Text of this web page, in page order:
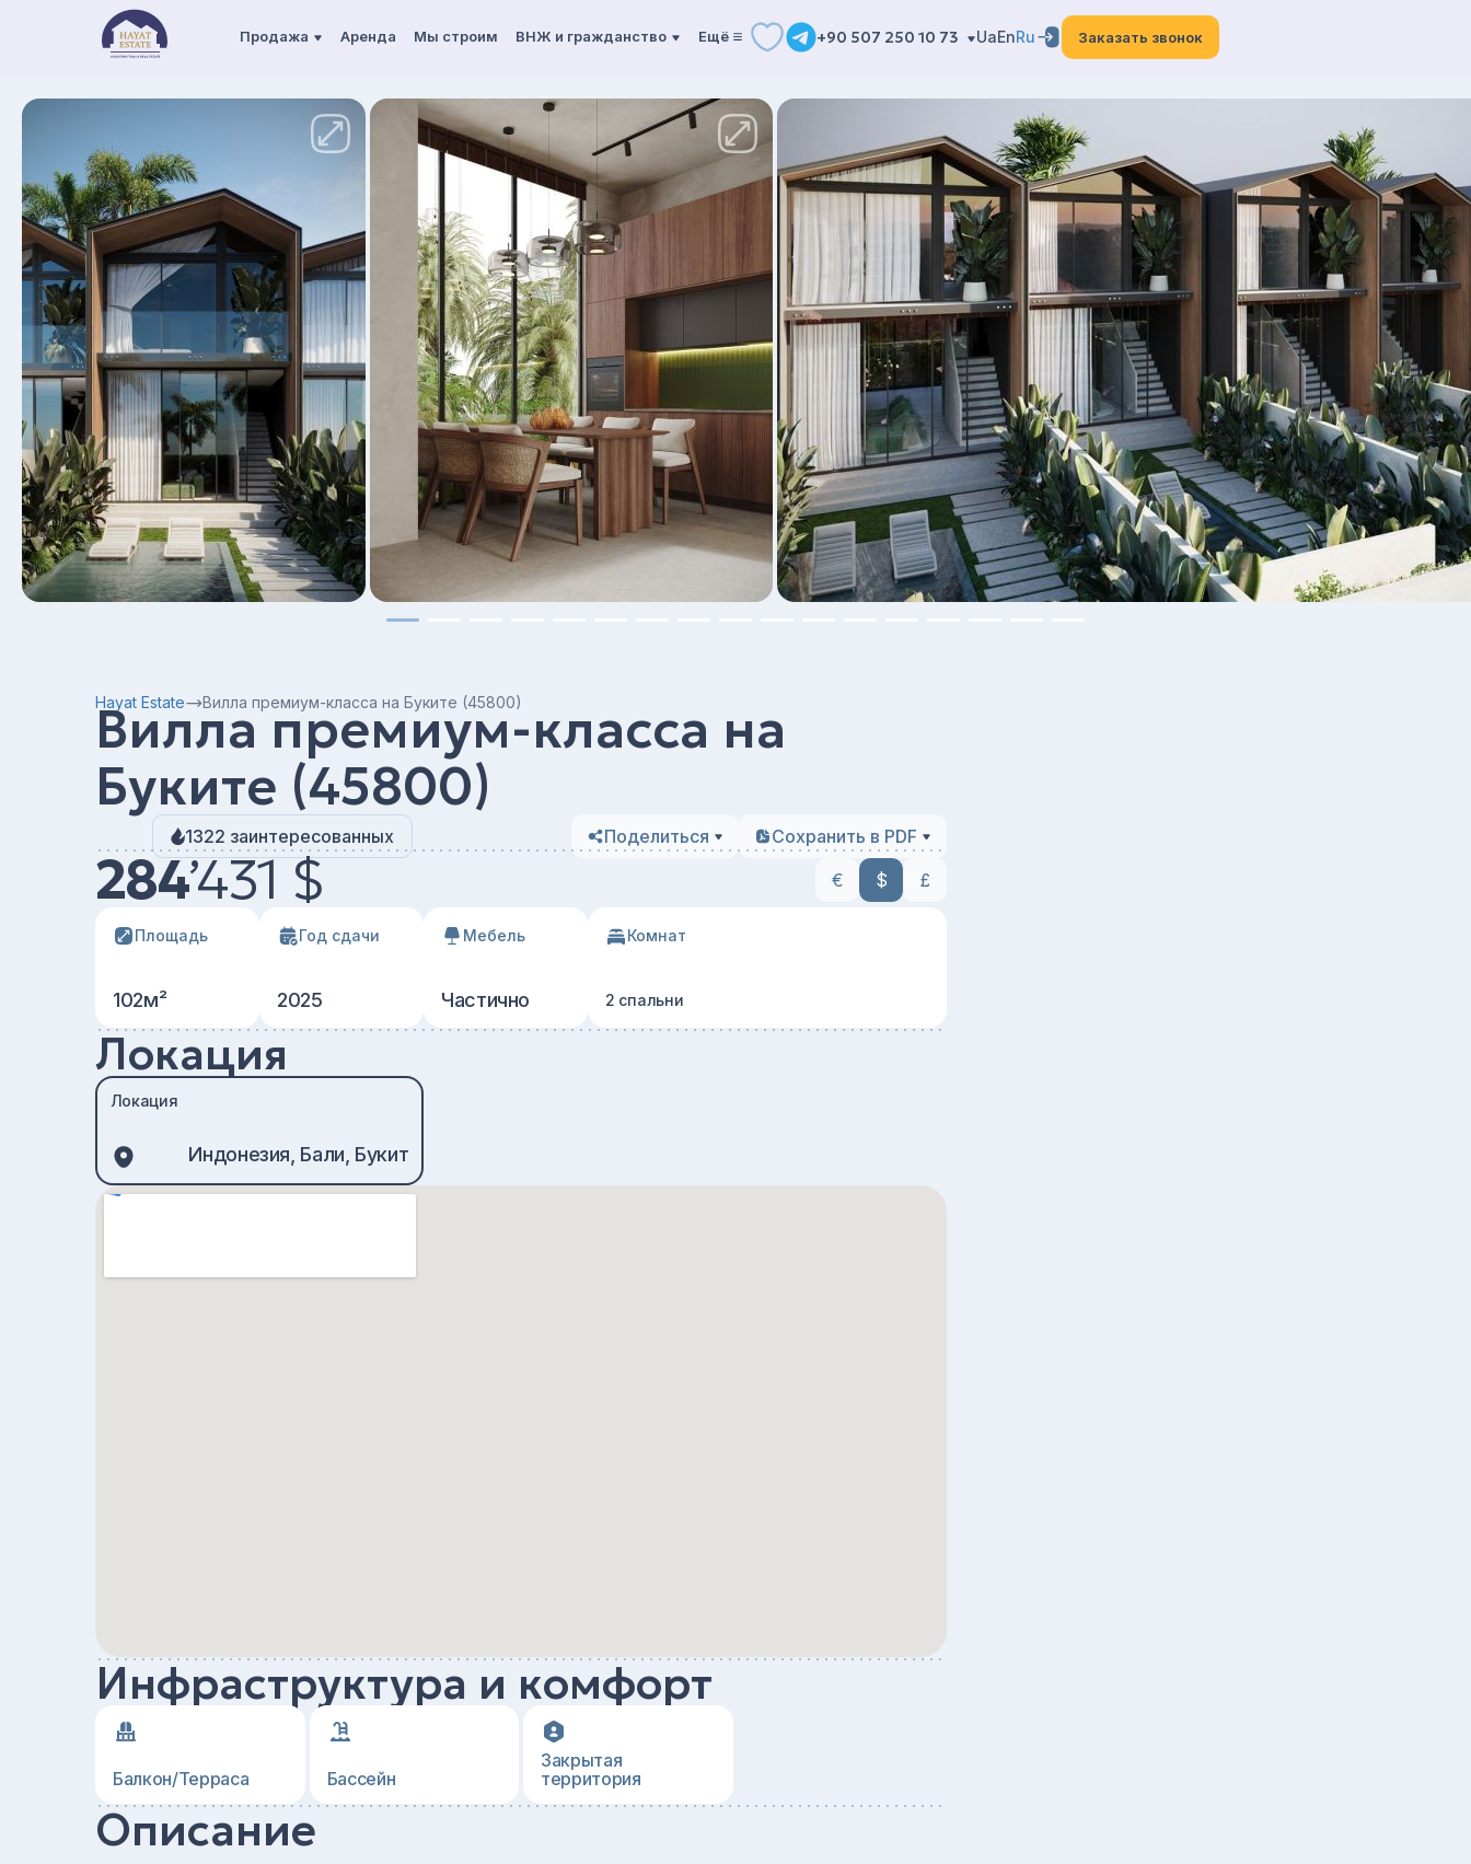
Продажа Аренда Мы строим ВНЖ и гражданство Ещё +90 507 250 10 73 UaEnRu Заказать звонок
Hayat Estate Вилла премиум-класса на Буките (45800)
Вилла премиум-класса на
Буките (45800)
1322 заинтересованных Поделиться Сохранить в PDF
284’431 $ € $ £
Площадь
102м²
Год сдачи
2025
Мебель
Частично
Комнат
2 спальни
Локация
Локация
Индонезия, Бали, Букит
Инфраструктура и комфорт
Балкон/Терраса Бассейн
Закрытая
территория
Описание